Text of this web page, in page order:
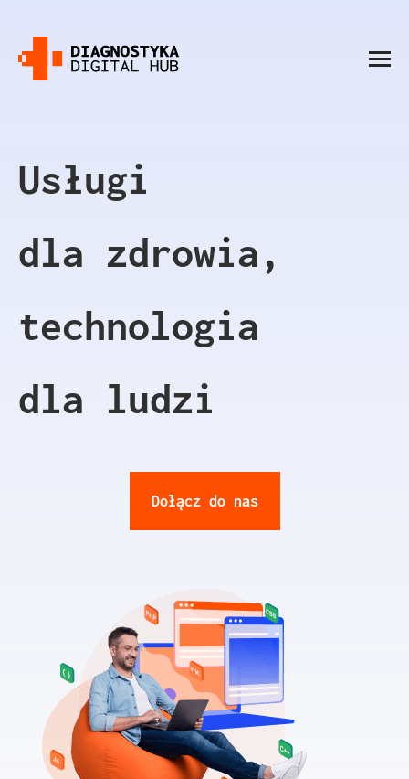
Usługi
dla zdrowia,
technologia
dla ludzi
Dołącz do nas